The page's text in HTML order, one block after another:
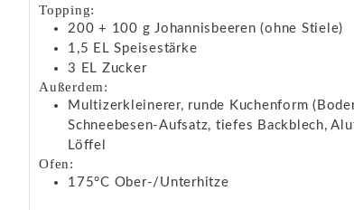
Topping:
200 + 100 g Johannisbeeren (ohne Stiele)
1,5 EL Speisestärke
3 EL Zucker
Außerdem:
Multizerkleinerer, runde Kuchenform
Schneebesen-Aufsatz, tiefes Backblech,
Löffel
Ofen:
175°C Ober-/Unterhitze